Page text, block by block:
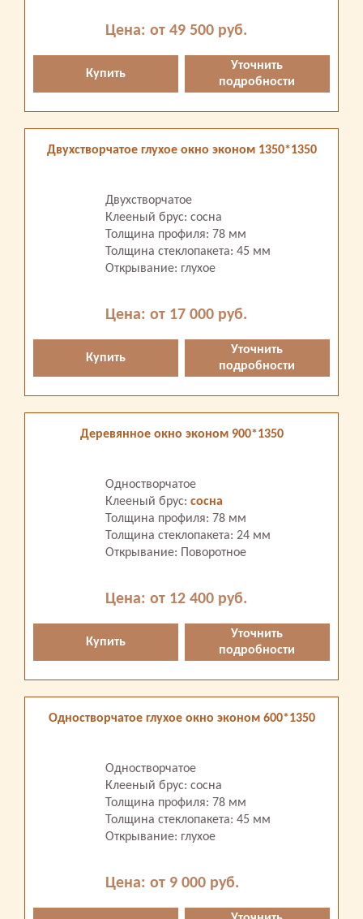
Цена: от 49 500 руб.
Купить
Уточнить
подробности
Двухстворчатое глухое окно эконом 1350*1350
Двухстворчатое
Клееный брус: сосна
Толщина профиля: 78 мм
Толщина стеклопакета: 45 мм
Открывание: глухое
Цена: от 17 000 руб.
Купить
Уточнить
подробности
Деревянное окно эконом 900*1350
Одностворчатое
Клееный брус: сосна
Толщина профиля: 78 мм
Толщина стеклопакета: 24 мм
Открывание: Поворотное
Цена: от 12 400 руб.
Купить
Уточнить
подробности
Одностворчатое глухое окно эконом 600*1350
Одностворчатое
Клееный брус: сосна
Толщина профиля: 78 мм
Толщина стеклопакета: 45 мм
Открывание: глухое
Цена: от 9 000 руб.